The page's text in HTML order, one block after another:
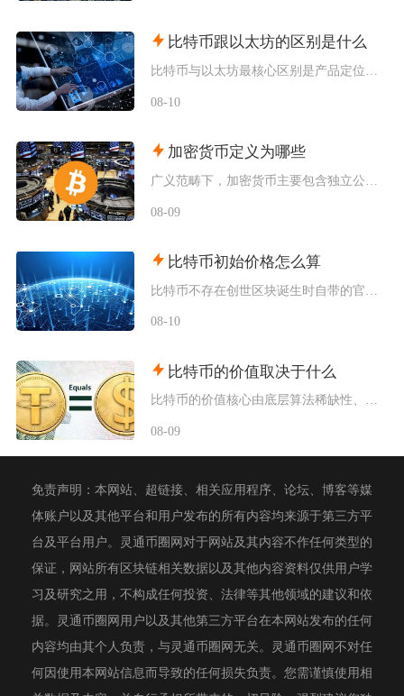
比特币跟以太坊的区别是什么
08-10
加密货币定义为哪些
08-09
比特币初始价格怎么算
08-10
比特币的价值取决于什么
比特币的价值核心由底层算法稀缺性、全球宏观流动性、去中心化实用需求、行业合规进程四大维度共
08-09
免责声明：本网站、超链接、相关应用程序、论坛、博客等媒
体账户以及其他平台和用户发布的所有内容均来源于第三方平
台及平台用户。灵通币圈网对于网站及其内容不作任何类型的
保证，网站所有区块链相关数据以及其他内容资料仅供用户学
习及研究之用，不构成任何投资、法律等其他领域的建议和依
据。灵通币圈网用户以及其他第三方平台在本网站发布的任何
内容均由其个人负责，与灵通币圈网无关。灵通币圈网不对任
何因使用本网站信息而导致的任何损失负责。您需谨慎使用相